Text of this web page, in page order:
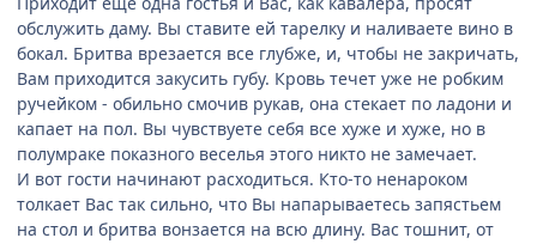
обслужить даму. Вы ставите ей тарелку и наливаете вино в
бокал. Бритва врезается все глубже, и, чтобы не закричать,
Вам приходится закусить губу. Кровь течет уже не робким
ручейком - обильно смочив рукав, она стекает по ладони и
капает на пол. Вы чувствуете себя все хуже и хуже, но в
полумраке показного веселья этого никто не замечает.
И вот гости начинают расходиться. Кто-то ненароком
толкает Вас так сильно, что Вы напарываетесь запястьем
на стол и бритва вонзается на всю длину. Вас тошнит, от